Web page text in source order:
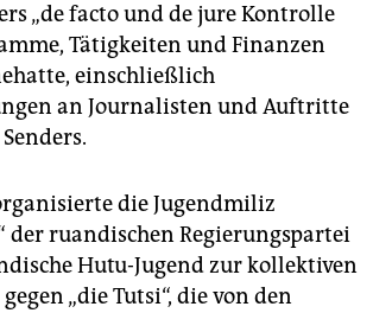
„de facto und de jure Kontrolle
Tätigkeiten und Finanzen
einschließlich
an Journalisten und Auftritte
die Jugendmiliz
der ruandischen Regierungspartei
Hutu-Jugend zur kollektiven
„die Tutsi“, die von den